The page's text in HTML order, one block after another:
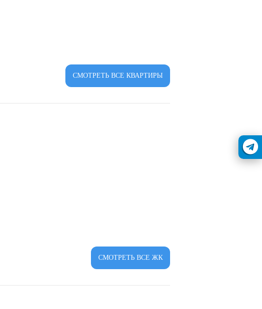
СМОТРЕТЬ ВСЕ КВАРТИРЫ
СМОТРЕТЬ ВСЕ ЖК